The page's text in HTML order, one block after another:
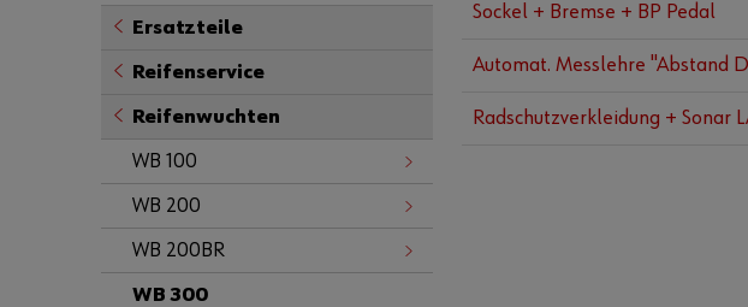
Ersatzteile
Reifenservice
Reifenwuchten
WB 100
WB 200
WB 200BR
WB 300
Sockel + Bremse + BP Pedal
Automat. Messlehre "Abstand
Radschutzverkleidung + Sonar